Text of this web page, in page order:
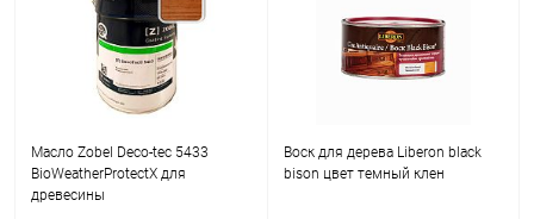
Масло Zobel Deco-tec 5433
BioWeatherProtectX для
древесины
Воск для дерева Liberon black
bison цвет темный клен